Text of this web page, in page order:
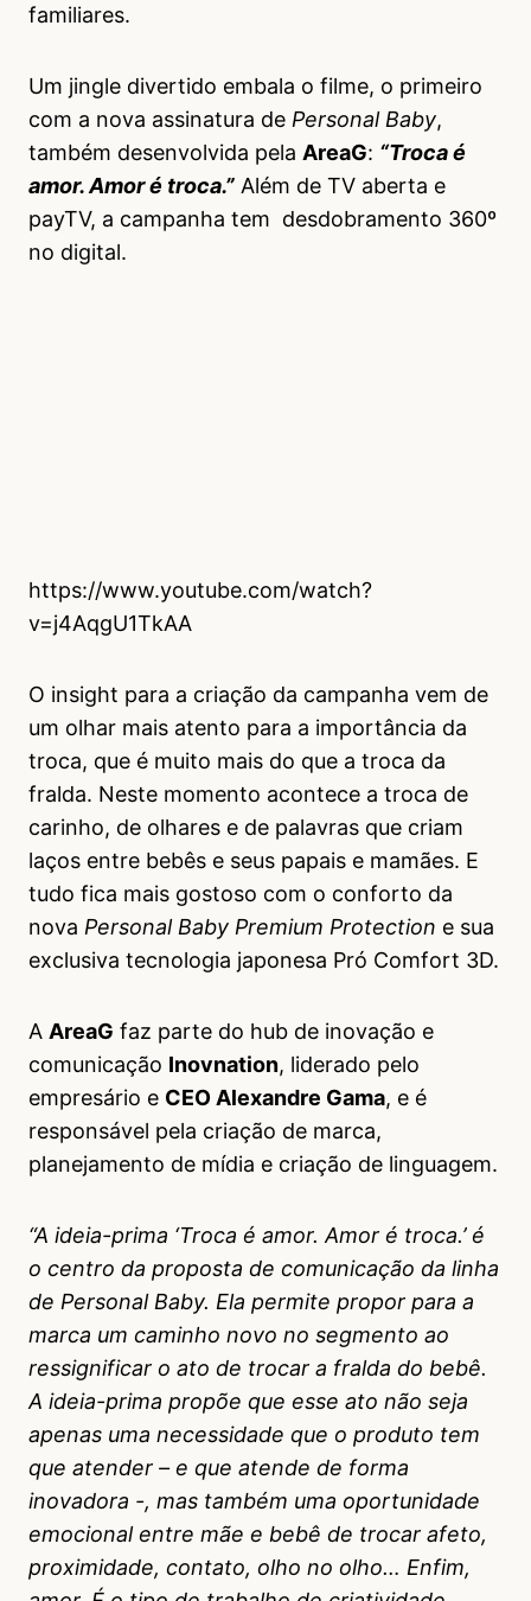
familiares.
Um jingle divertido embala o filme, o primeiro
com a nova assinatura de Personal Baby,
também desenvolvida pela AreaG: “Troca é
amor. Amor é troca.” Além de TV aberta e
payTV, a campanha tem desdobramento 360º
no digital.
https://www.youtube.com/watch?
v=j4AqgU1TkAA
O insight para a criação da campanha vem de
um olhar mais atento para a importância da
troca, que é muito mais do que a troca da
fralda. Neste momento acontece a troca de
carinho, de olhares e de palavras que criam
laços entre bebês e seus papais e mamães. E
tudo fica mais gostoso com o conforto da
nova Personal Baby Premium Protection e sua
exclusiva tecnologia japonesa Pró Comfort 3D.
A AreaG faz parte do hub de inovação e
comunicação Inovnation, liderado pelo
empresário e CEO Alexandre Gama, e é
responsável pela criação de marca,
planejamento de mídia e criação de linguagem.
“A ideia-prima ‘Troca é amor. Amor é troca.’ é
o centro da proposta de comunicação da linha
de Personal Baby. Ela permite propor para a
marca um caminho novo no segmento ao
ressignificar o ato de trocar a fralda do bebê.
A ideia-prima propõe que esse ato não seja
apenas uma necessidade que o produto tem
que atender – e que atende de forma
inovadora -, mas também uma oportunidade
emocional entre mãe e bebê de trocar afeto,
proximidade, contato, olho no olho… Enfim,